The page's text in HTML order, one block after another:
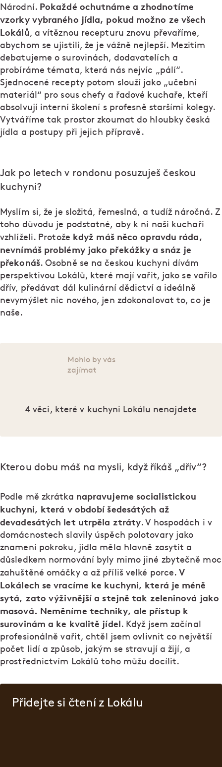
Národní. Pokaždé ochutnáme a zhodnotíme
vzorky vybraného jídla, pokud možno ze všech
Lokálů, a vítěznou recepturu znovu převaříme,
abychom se ujistili, že je vážně nejlepší. Mezitím
debatujeme o surovinách, dodavatelích a
probíráme témata, která nás nejvíc „pálí“.
Sjednocené recepty potom slouží jako „učební
materiál“ pro sous chefy a řadové kuchaře, kteří
absolvují interní školení s profesně staršími kolegy.
Vytváříme tak prostor zkoumat do hloubky česká
jídla a postupy při jejich přípravě.
Jak po letech v rondonu posuzuješ českou
kuchyni?
Myslím si, že je složitá, řemeslná, a tudíž náročná. Z
toho důvodu je podstatné, aby k ní naši kuchaři
vzhlíželi. Protože když máš něco opravdu ráda,
nevnímáš problémy jako překážky a snáz je
překonáš. Osobně se na českou kuchyni dívám
perspektivou Lokálů, které mají vařit, jako se vařilo
dřív, předávat dál kulinární dědictví a ideálně
nevymýšlet nic nového, jen zdokonalovat to, co je
naše.
Mohlo by vás
zajímat
4 věci, které v kuchyni Lokálu nenajdete
Kterou dobu máš na mysli, když říkáš „dřív“?
Podle mě zkrátka napravujeme socialistickou
kuchyni, která v období šedesátých až
devadesátých let utrpěla ztráty. V hospodách i v
domácnostech slavily úspěch polotovary jako
znamení pokroku, jídla měla hlavně zasytit a
důsledkem normování byly mimo jiné zbytečně moc
zahuštěné omáčky a až příliš velké porce.V
Lokálech se vracíme ke kuchyni, která je méně
sytá, zato výživnější a stejně tak zeleninová jako
masová. Neměníme techniky, ale přístup k
surovinám a ke kvalitě jídel. Když jsem začínal
profesionálně vařit, chtěl jsem ovlivnit co největší
počet lidí a způsob, jakým se stravují a žijí, a
prostřednictvím Lokálů toho můžu docílit.
Přidejte si čtení z Lokálu